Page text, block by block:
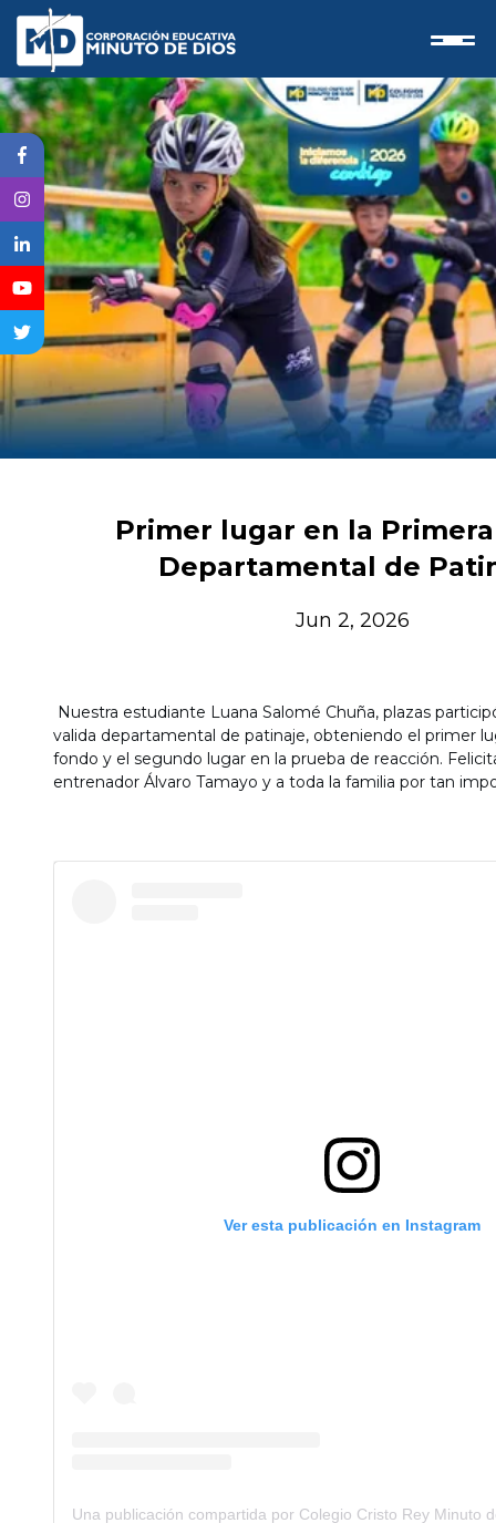
Primer lugar en la
Departamental de
Jun 2, 2026
Nuestra estudiante Luana Salomé Chuña, plazas
valida departamental de patinaje, obteniendo el primer
fondo y el segundo lugar en la prueba de reacción.
entrenador Álvaro Tamayo y a toda la familia por tan
Ver esta publicación en Instagram